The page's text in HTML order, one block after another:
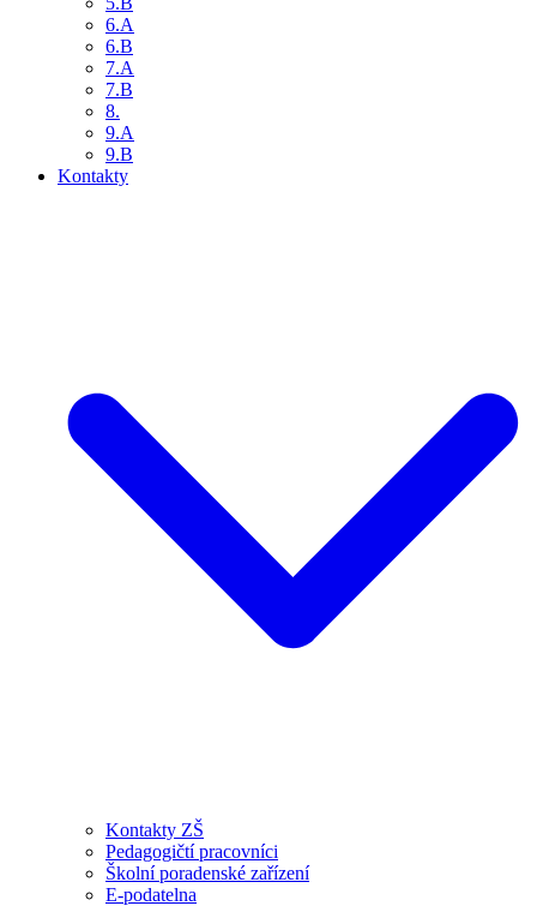
6.A
6.B
7.A
7.B
8.
9.A
9.B
Kontakty
Kontakty ZŠ
Pedagogičtí pracovníci
Školní poradenské zařízení
E-podatelna